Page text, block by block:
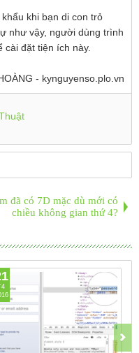
khi bạn di con trỏ
như vậy, người dùng trình
cài đặt tiện ích này.
- kynguyenso.plo.vn
đã có 7D mặc dù mới có
chiều không gian thứ 4?